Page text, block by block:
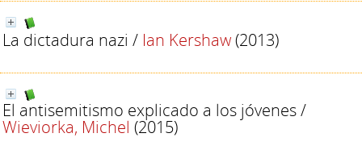
La dictadura nazi / Ian Kershaw(2013)
El antisemitismo explicado a los jóvenes/
Wieviorka, Michel (2015)